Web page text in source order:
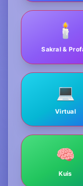
🕯️
Sakral &
💻
Virtual
🧠
Kuis